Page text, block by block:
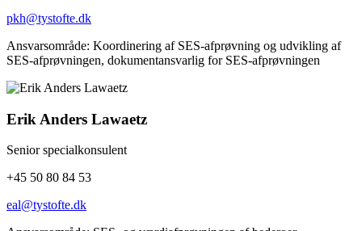
pkh@tystofte.dk
Ansvarsområde: Koordinering af SES-afprøvning og udvikling af
SES-afprøvningen, dokumentansvarlig for SES-afprøvningen
Erik Anders Lawaetz
Senior specialkonsulent
+45 50 80 84 53
eal@tystofte.dk